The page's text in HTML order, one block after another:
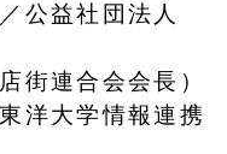
公益社団法人
街連合会会長）
洋大学情報連携